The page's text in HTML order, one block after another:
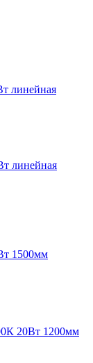
линейная
линейная
1500мм
20Вт 1200мм